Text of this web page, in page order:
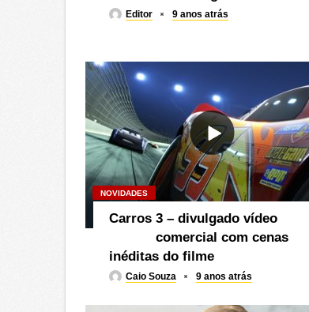
Editor 9 anos atrás
NOVIDADES
Carros 3 – divulgado vídeo
comercial com cenas
inéditas do filme
Caio Souza 9 anos atrás